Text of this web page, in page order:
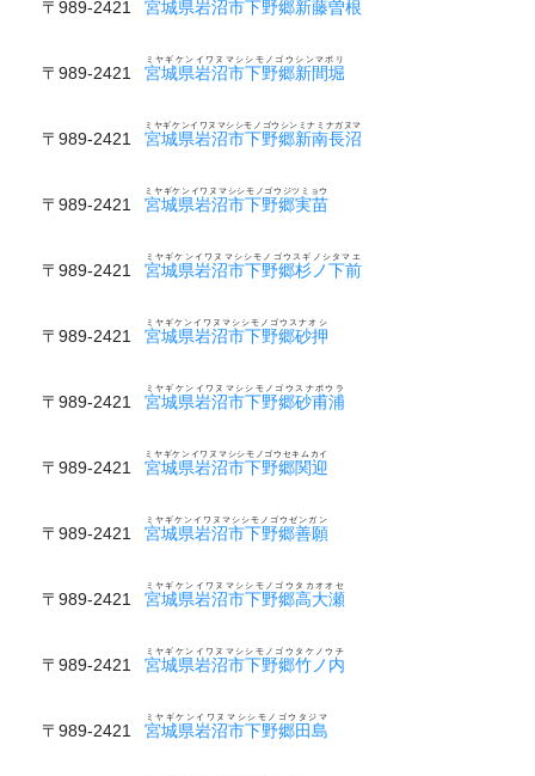
〒989-2421 宮城県岩沼市下野郷新藤曽根
〒989-2421 宮城県岩沼市下野郷新間堀
ミヤギケンイワヌマシシモノゴウシンマボリ
〒989-2421 宮城県岩沼市下野郷新南長沼
ミヤギケンイワヌマシシモノゴウシンミナミナガヌマ
〒989-2421 宮城県岩沼市下野郷実苗
ミヤギケンイワヌマシシモノゴウジツミョウ
〒989-2421 宮城県岩沼市下野郷杉ノ下前
ミヤギケンイワヌマシシモノゴウスギノシタマエ
〒989-2421 宮城県岩沼市下野郷砂押
ミヤギケンイワヌマシシモノゴウスナオシ
〒989-2421 宮城県岩沼市下野郷砂甫浦
ミヤギケンイワヌマシシモノゴウスナボウラ
〒989-2421 宮城県岩沼市下野郷関迎
ミヤギケンイワヌマシシモノゴウセキムカイ
〒989-2421 宮城県岩沼市下野郷善願
ミヤギケンイワヌマシシモノゴウゼンガン
〒989-2421 宮城県岩沼市下野郷高大瀬
ミヤギケンイワヌマシシモノゴウタカオオセ
〒989-2421 宮城県岩沼市下野郷竹ノ内
ミヤギケンイワヌマシシモノゴウタケノウチ
〒989-2421 宮城県岩沼市下野郷田島
ミヤギケンイワヌマシシモノゴウタジマ